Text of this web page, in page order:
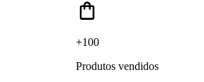
+100
Produtos vendidos